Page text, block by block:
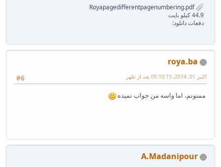
Royapagedifferentpagenumbering.pdf
44.9 کیلو بایت
دفعات دانلود:
roya.ba
#6 اکتبر 01, 2014, 05:10:15 بعد از ظهر
ممنونم، اما واسه من جواب نمیده
A.Madanipour